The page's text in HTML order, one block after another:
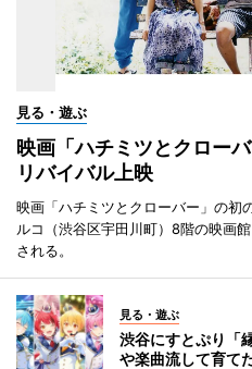
見る・遊ぶ
映画「ハチミツとクロー
リバイバル上映
映画「ハチミツとクローバー」の初
ルコ（渋谷区宇田川町）8階の映画
される。
見る・遊ぶ
渋谷にすとぷり「
や楽曲流して育て